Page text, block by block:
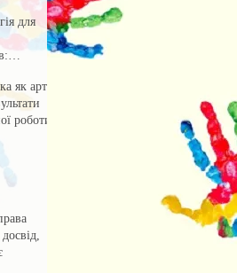
2026
для
як арт-
роботи»